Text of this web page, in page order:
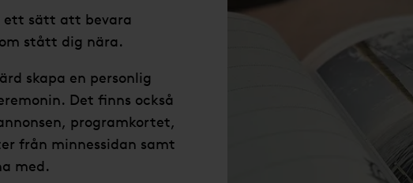
ett sätt att bevara
stått dig nära.
skapa en personlig
Det finns också
programkortet,
från minnessidan samt
med.